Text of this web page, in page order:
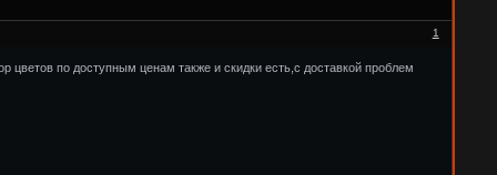
1
цветов по доступным ценам также и скидки есть,с доставкой проблем